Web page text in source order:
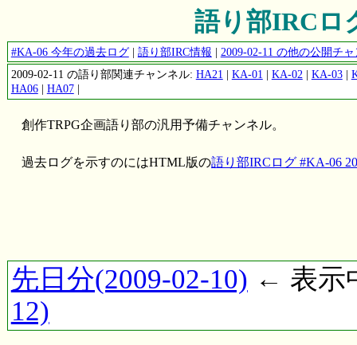
語り部IRCロ
#KA-06 今年の過去ログ| 語り部IRC情報 | 2009-02-11 の他の公開チ
2009-02-11 の語り部関連チャンネル: HA21 | KA-01 | KA-02 | KA-03|
HA06| HA07|
創作TRPG企画語り部の汎用予備チャンネル。
過去ログを示すのにはHTML版の語り部IRCログ #KA-06
先日分(2009-02-10) ← 表示
12)